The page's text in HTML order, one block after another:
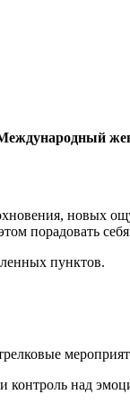
новых
порадовать
пунктов.
контроль над